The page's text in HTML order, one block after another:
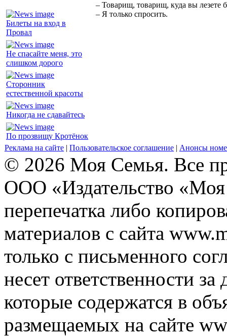
Билеты на вход в
Провал
Не спасайте меня, это
слишком дорого
Сторонник
естественной красоты
Никогда не сдавайтесь
По прозвищу Кротёнок
– Товарищ, товарищ, куда вы лезете
– Я только спросить.
Реклама на сайте | Пользовательское соглашение | Анонсы
© 2026 Моя Семья. Все
ООО «Издательство
перепечатка либо
материалов с сайта
только с письменного
несет ответственности
которые содержатся в
размещаемых на сайте